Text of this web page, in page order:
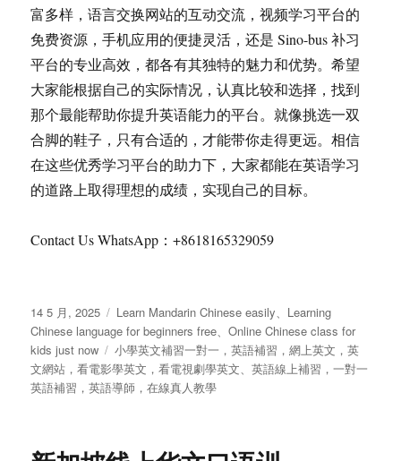
富多样，语言交换网站的互动交流，视频学习平台的
免费资源，手机应用的便捷灵活，还是 Sino-bus 补习
平台的专业高效，都各有其独特的魅力和优势。希望
大家能根据自己的实际情况，认真比较和选择，找到
那个最能帮助你提升英语能力的平台。就像挑选一双
合脚的鞋子，只有合适的，才能带你走得更远。相信
在这些优秀学习平台的助力下，大家都能在英语学习
的道路上取得理想的成绩，实现自己的目标。
Contact Us WhatsApp：+8618165329059
发
布
于
14 5 月, 2025
分
类
Learn Mandarin Chinese easily、 Learning
Chinese language for beginners free、Online Chinese class for
kids just now
标
签
小學英文補習一對一，英語補習，網上英文，英
文網站，看電影學英文，看電視劇學英文、英語線上補習，一對一
英語補習，英語導師，在線真人教學